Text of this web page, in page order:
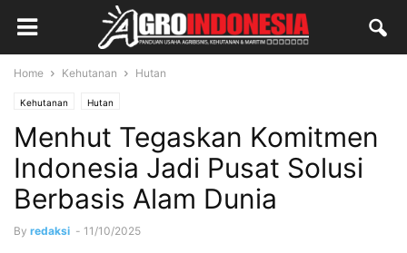
Home Kehutanan Hutan
Kehutanan Hutan
Menhut Tegaskan Komitmen
Indonesia Jadi Pusat Solusi
Berbasis Alam Dunia
By redaksi - 11/10/2025